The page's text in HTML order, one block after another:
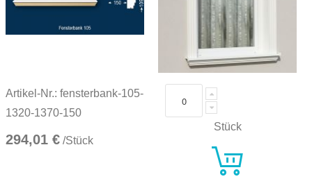
Artikel-Nr.: fensterbank-105-
1320-1370-150
294,01 € /Stück
Stück